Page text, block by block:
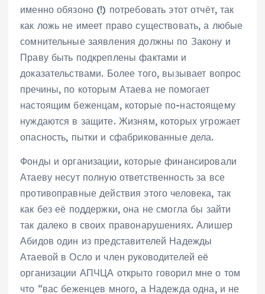
именно обязоно (!) потребовать этот отчёт, так
как ложь не имеет право существовать, а любые
сомнительные заявления должны по Закону и
Праву быть подкреплены фактами и
доказательствами. Более того, вызывает вопрос
пречины, по которым Атаева не помогает
настоящим беженцам, которые по-настоящему
нуждаются в защите. Жизням, которых угрожает
опасность, пытки и сфабрикованные дела.
Фонды и организации, которые финансировали
Атаеву несут полную ответственность за все
противоправные действия этого человека, так
как без её поддержки, она не смогла бы зайти
так далеко в своих правонарушениях. Алишер
Абидов один из представителей Надежды
Атаевой в Осло и член руководителей её
организации АПЧЦА открыто говорил мне о том
что “вас беженцев много, а Надежда одна, и не